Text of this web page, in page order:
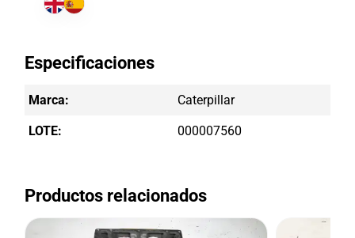
Especificaciones
Marca: Caterpillar
LOTE: 000007560
Productos relacionados